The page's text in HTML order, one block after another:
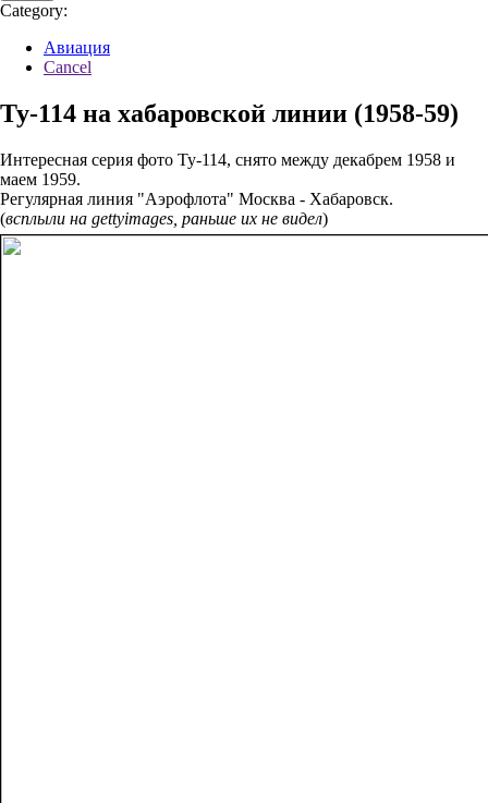
Category:
Авиация
Cancel
Ту-114 на хабаровской линии (1958-59)
Интересная серия фото Ту-114, снято между декабрем 1958 и
маем 1959.
Регулярная линия "Аэрофлота" Москва - Хабаровск.
(всплыли на gettyimages, раньше их не видел)